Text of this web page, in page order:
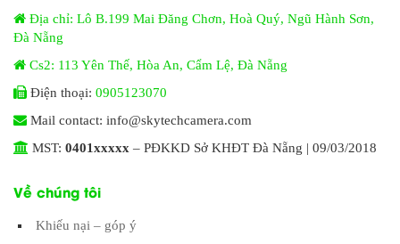
Địa chỉ: Lô B.199 Mai Đăng Chơn, Hoà Quý, Ngũ Hành Sơn,
Đà Nẵng
Cs2: 113 Yên Thế, Hòa An, Cẩm Lệ, Đà Nẵng
Điện thoại: 0905123070
Mail contact: info@skytechcamera.com
MST: 0401xxxxx – PĐKKD Sở KHĐT Đà Nẵng | 09/03/2018
Về chúng tôi
Khiếu nại – góp ý